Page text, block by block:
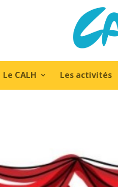
Le CALH Les activités